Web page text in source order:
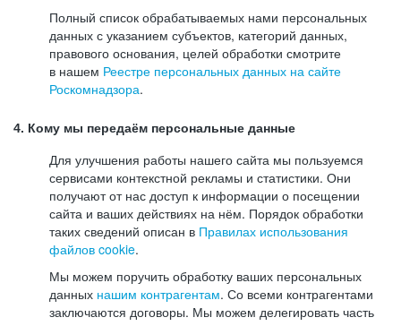
Полный список обрабатываемых нами персональных
данных с указанием субъектов, категорий данных,
правового основания, целей обработки смотрите
в нашем Реестре персональных данных на сайте
Роскомнадзора.
4. Кому мы передаём персональные данные
Для улучшения работы нашего сайта мы пользуемся
сервисами контекстной рекламы и статистики. Они
получают от нас доступ к информации о посещении
сайта и ваших действиях на нём. Порядок обработки
таких сведений описан в Правилах использования
файлов cookie.
Мы можем поручить обработку ваших персональных
данных нашим контрагентам. Со всеми контрагентами
заключаются договоры. Мы можем делегировать часть